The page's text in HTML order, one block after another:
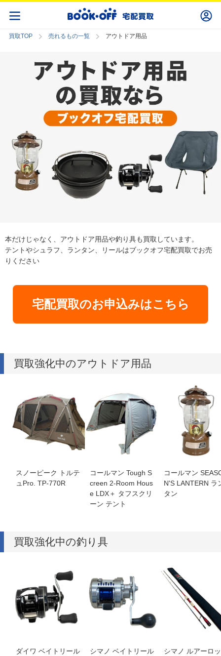
買取TOP 売れるもの一覧 アウトドア用品
本だけじゃなく、アウトドア用品や釣り具も買取しています。
テントやシュラフ、ランタン、リールはブックオフ宅配買取でお売
りください
宅配買取のお申込みはこちら
買取強化中のアウトドア用品
スノーピーク トルテ
ュPro. TP-770R
コールマン Tough S
creen 2-Room Hous
e LDX＋ タフスクリ
ーン テント
コールマン
N'S LANTERN ラ
タン
買取強化中の釣り具
ダイワ ベイトリール
シマノ ベイトリール
シマノ ルアーロ